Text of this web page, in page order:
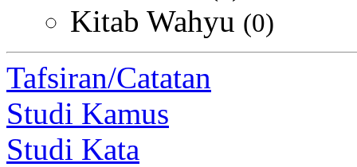
Kitab Wahyu (0)
Tafsiran/Catatan
Studi Kamus
Studi Kata